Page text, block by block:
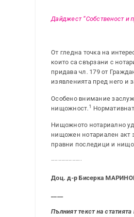
Дайджест “Собственост и
От гледна точка на
които са свързани с
придава чл. 179 от
изявленията пред него и
Особено внимание
нищожност. 1
Нищожното нотариално
нищожен нотариален акт
правни последици и
……………………..
Доц. д-р Бисерка
Пълният текст на